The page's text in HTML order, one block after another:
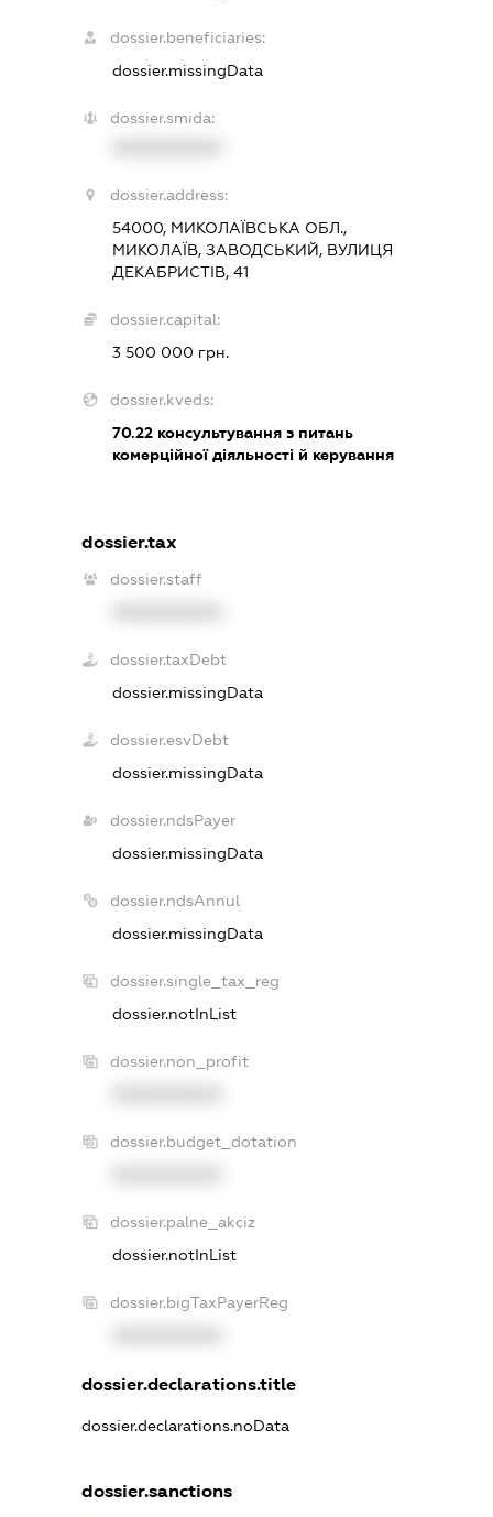
dossier.beneficiaries:
dossier.missingData
dossier.smida:
dossier.address:
54000, МИКОЛАЇВСЬКА ОБЛ.,
МИКОЛАЇВ, ЗАВОДСЬКИЙ, ВУЛИЦЯ
ДЕКАБРИСТІВ, 41
dossier.capital:
3 500 000 грн.
dossier.kveds:
70.22консультування з питань
комерційної діяльності й керування
dossier.tax
dossier.staff
dossier.taxDebt
dossier.missingData
dossier.esvDebt
dossier.missingData
dossier.ndsPayer
dossier.missingData
dossier.ndsAnnul
dossier.missingData
dossier.single_tax_reg
dossier.notInList
dossier.non_profit
dossier.budget_dotation
dossier.palne_akciz
dossier.notInList
dossier.bigTaxPayerReg
dossier.declarations.title
dossier.declarations.noData
dossier.sanctions